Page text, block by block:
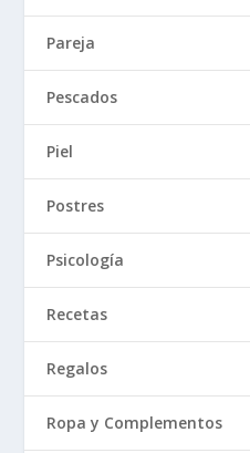
Pareja
Pescados
Piel
Postres
Psicología
Recetas
Regalos
Ropa y Complementos